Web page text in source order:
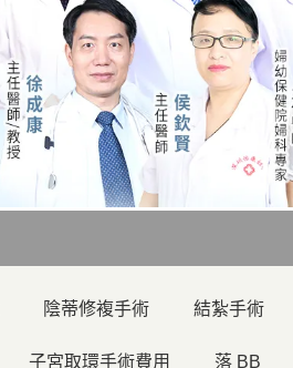
陰蒂修複手術 結紮手術
子宮取環手術費用 落 BB